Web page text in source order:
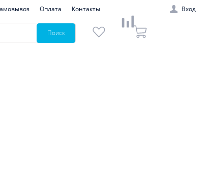
Оплата Контакты Вход
Поиск